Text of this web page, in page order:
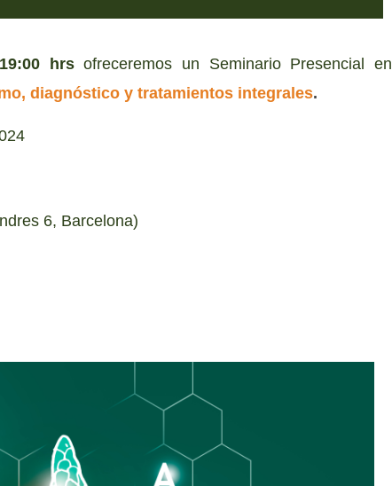
hrsofreceremos un Seminario Presencial en
diagnóstico y tratamientos integrales.
6, Barcelona)